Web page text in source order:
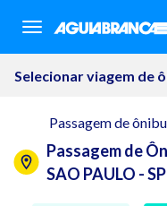
Selecionar viagem de
Passagem de
Passagem de
SAO PAULO - SP